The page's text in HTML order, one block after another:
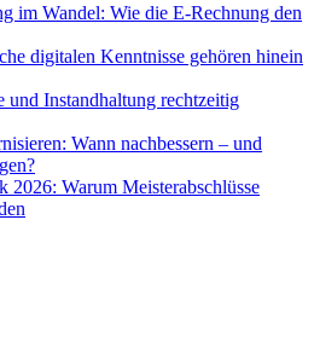
im Wandel: Wie die E-Rechnung den
digitalen Kenntnisse gehören hinein
Instandhaltung rechtzeitig
Wann nachbessern – und
2026: Warum Meisterabschlüsse